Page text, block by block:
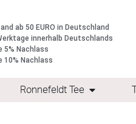
ab 50 EURO in Deutschland
innerhalb Deutschlands
5% Nachlass
10% Nachlass
Ronnefeldt Tee